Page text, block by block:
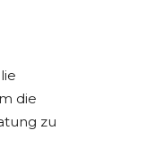
die
zu